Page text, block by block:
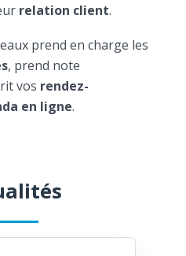
relation client.
prend en charge les
, prend note
vos rendez-
en ligne.